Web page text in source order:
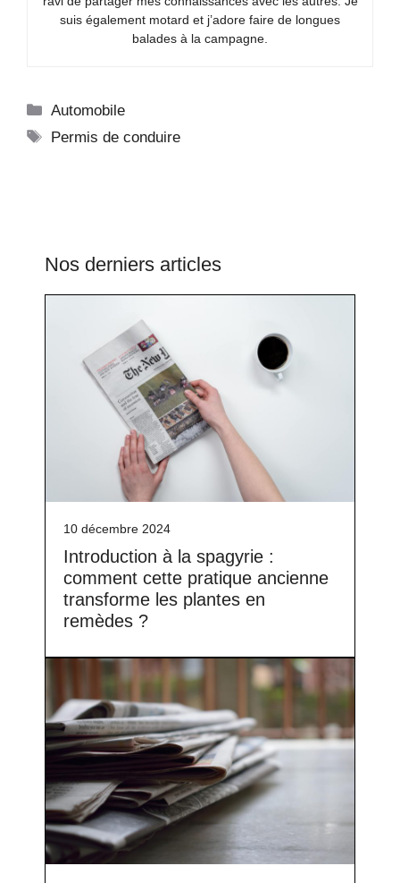
suis également motard et j’adore faire de longues
balades à la campagne.
Catégories
Automobile
Étiquettes
Permis de conduire
Nos derniers articles
10 décembre 2024
Introduction à la spagyrie :
comment cette pratique ancienne
transforme les plantes en
remèdes ?